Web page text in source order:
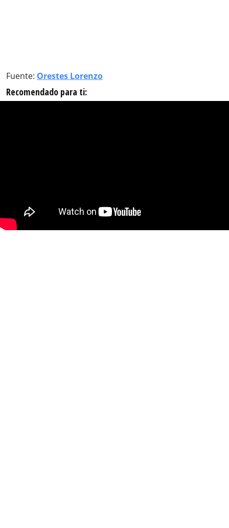
Fuente: Orestes Lorenzo
Recomendado para ti: